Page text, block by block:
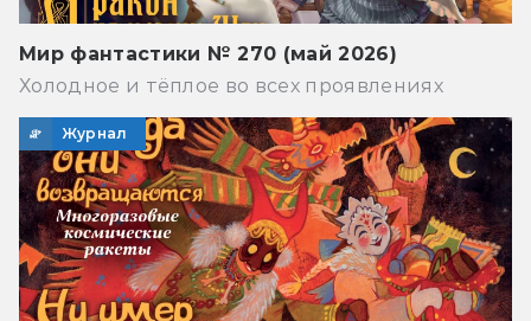
Мир фантастики № 270 (май 2026)
Холодное и тёплое во всех проявлениях
Журнал